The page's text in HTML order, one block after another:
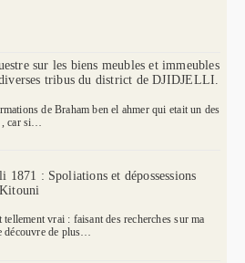
sur les biens meubles et immeubles
tribus du district de DJIDJELLI.
de Braham ben el ahmer qui etait un des
, car si…
1871 : Spoliations et dépossessions
vrai : faisant des recherches sur ma
découvre de plus…